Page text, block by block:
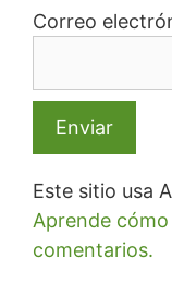
Correo
Este sitio usa
Aprende
comentarios.